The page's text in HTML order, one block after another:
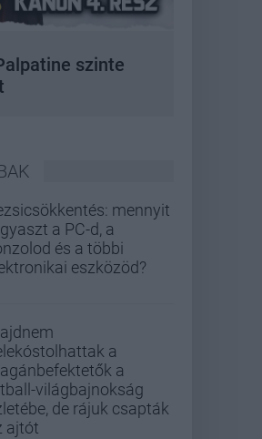
szinte
mennyit
a PC-d, a
és a többi
eszközöd?
a
a
világbajnokság
de rájuk csapták
ajtót